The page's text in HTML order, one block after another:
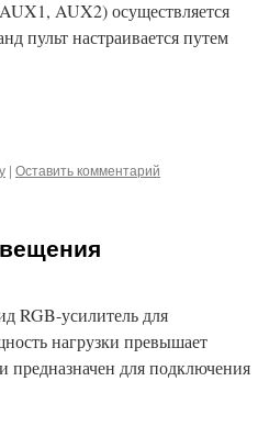
AUX2) осуществляется
пульт настраивается путем
| Оставить комментарий
RGB-усилитель для
нагрузки превышает
для подключения